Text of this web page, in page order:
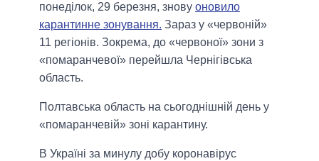
понеділок, 29 березня, знову оновило
карантинне зонування. Зараз у «червоній»
11 регіонів. Зокрема, до «червоної» зони з
«помаранчевої» перейшла Чернігівська
область.
Полтавська область на сьогоднішній день у
«помаранчевій» зоні карантину.
В Україні за минулу добу коронавірус